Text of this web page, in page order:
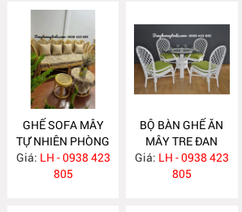
GHẾ SOFA MÂY
TỰ NHIÊN PHÒNG
KHÁCH MA795
Giá: LH - 0938 423
805
BỘ BÀN GHẾ ĂN
MÂY TRE ĐAN
MA784
Giá: LH - 0938 423
805